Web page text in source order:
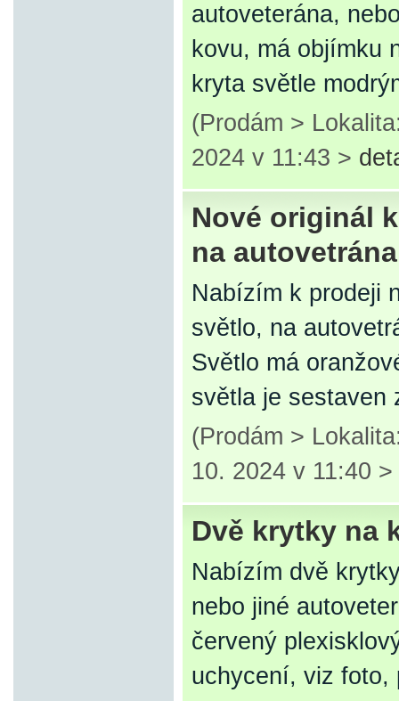
autoveterána,
kovu, má objímku
kryta světle
(Prodám >
2024 v 11:43 >
Nové originál
na autovetrána
Nabízím k prodeji
světlo, na
Světlo má
světla je
(Prodám >
10. 2024 v 11:40 >
Dvě krytky na
Nabízím dvě
nebo jiné
červený
uchycení, viz